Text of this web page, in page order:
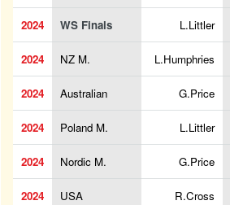
2024 WS Finals L.Littler
2024 NZ M. L.Humphries
2024 Australian G.Price
2024 Poland M. L.Littler
2024 Nordic M. G.Price
2024 USA R.Cross